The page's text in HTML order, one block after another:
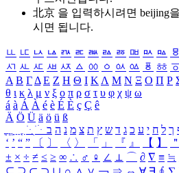
北京 을 입력하시려면 beijing
시면 됩니다.
ㅥ ㅦ ㅧ ㅨ ㅩ ㅪ ㅫ ㅬ ㅭ ㅮ ㅯ ㅰ ㅱ
ㅺ ㅻ ㅼ ㅽ ㅾ ㅿ ㆀ ㆁ ㆂ ㆃ ㆄ ㆅ ㆆ
Α Β ΓΔ Ε Ζ Η Θ Ι ΚΛ Μ Ν Ξ Ο Π Ρ
θ ι κ λ μ ν ξ ο π ρ σ τ υ φ χ ψ ω
á à Á À é è É È ç Ç ê
Ä Ö Ü ä ö ü ß
ִֶֹ ֻּ ׁׂ ך ל ח י ע כ ג ד ש ץ ת צ מ נ ה ב
‘ ’ “ ” 〔 〕 〈 〉 「 」 『 』 【 】 ＂
± × ÷ ≠ ≤ ≥ ∞ ∴ ♂ ♀ ∠ ⊥ ⌒ ∂ ∇ ≡ ≒